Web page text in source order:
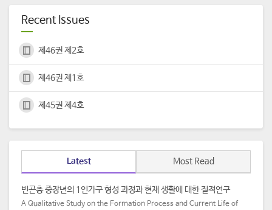
Recent Issues
제46권 제2호
제46권 제1호
제45권 제4호
Latest Most Read
빈곤층 중장년의 1인가구 형성 과정과 현재 생활에 대한 질적연구
A Qualitative Study on the Formation Process and Current Life of